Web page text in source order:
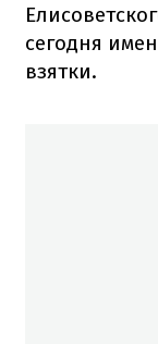
сегодня
взятки.